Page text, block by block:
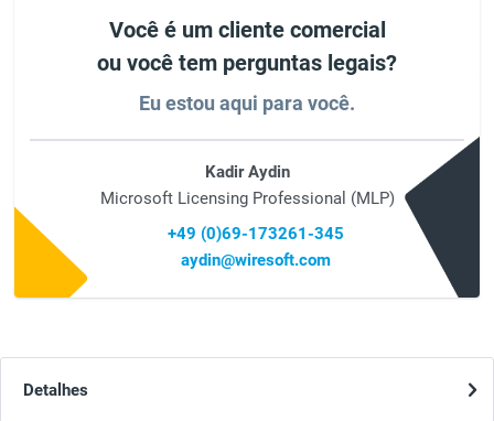
Você é um cliente comercial
ou você tem perguntas legais?
Eu estou aqui para você.
Kadir Aydin
Microsoft Licensing Professional (MLP)
+49 (0)69-173261-345
aydin@wiresoft.com
Detalhes